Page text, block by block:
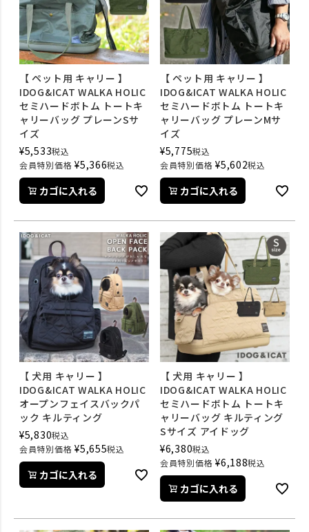
【 ペット用 キャリー 】
IDOG&ICAT WALKA HOLIC
セミハードボトム トートキ
ャリーバッグ プレーンSサ
イズ
¥5,533税込
会員特別価格 ¥5,366税込
カゴに入れる
【 ペット用 キャリー 】
IDOG&ICAT WALKA HOLIC
セミハードボトム トートキ
ャリーバッグ プレーンMサ
イズ
¥5,775税込
会員特別価格 ¥5,602税込
カゴに入れる
【 犬用 キャリー 】
IDOG&ICAT WALKA HOLIC
オープンフェイスバックパ
ック キルティング
¥5,830税込
会員特別価格 ¥5,655税込
カゴに入れる
【 犬用 キャリー 】
IDOG&ICAT WALKA HOLIC
セミハードボトム トートキ
ャリーバッグ キルティング
Sサイズ アイドッグ
¥6,380税込
会員特別価格 ¥6,188税込
カゴに入れる